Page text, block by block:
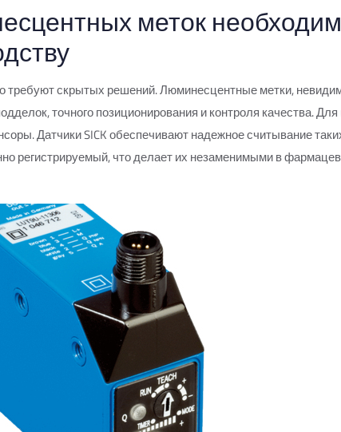
меток
требуют скрытых решений. Люминесцентные метки,
точного позиционирования и контроля качества. Для
Датчики SICK обеспечивают надежное считывание
регистрируемый, что делает их незаменимыми в